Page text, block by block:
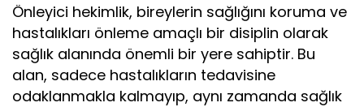
Önleyici hekimlik, bireylerin sağlığını koruma ve
hastalıkları önleme amaçlı bir disiplin olarak
sağlık alanında önemli bir yere sahiptir. Bu
alan, sadece hastalıkların tedavisine
odaklanmakla kalmayıp, aynı zamanda sağlık